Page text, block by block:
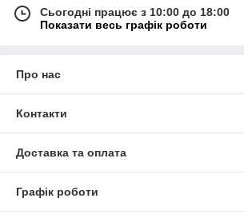
Сьогодні працює з 10:00 до 18:00
Показати весь графік роботи
Про нас
Контакти
Доставка та оплата
Графік роботи